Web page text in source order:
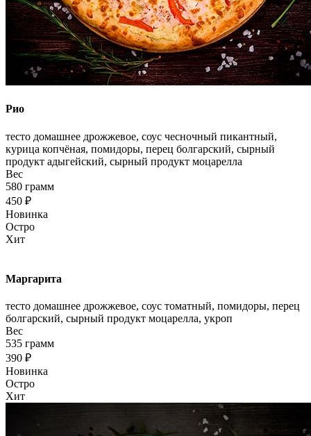
Рио
тесто домашнее дрожжевое, соус чесночный пикантный,
курица копчёная, помидоры, перец болгарский, сырный
продукт адыгейский, сырный продукт моцарелла
Вес
580 грамм
450 ₽
Новинка
Остро
Хит
Маргарита
тесто домашнее дрожжевое, соус томатный, помидоры, перец
болгарский, сырный продукт моцарелла, укроп
Вес
535 грамм
390 ₽
Новинка
Остро
Хит